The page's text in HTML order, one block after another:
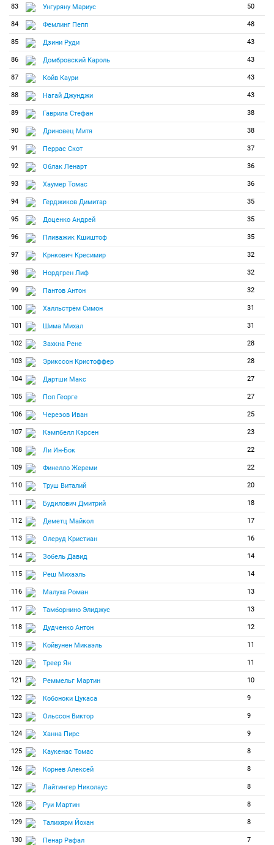
83 Унгуряну Мариус 50
84 Фемлинг Пепп 48
85 Дзини Руди 43
86 Домбровский Кароль 43
87 Койв Каури 43
88 Нагай Джунджи 43
89 Гаврила Стефан 38
90 Дриновец Митя 38
91 Перрас Скот 37
92 Облак Ленарт 36
93 Хаумер Томас 36
94 Герджиков Димитар 35
95 Доценко Андрей 35
96 Пливажик Кшиштоф 35
97 Крнкович Кресимир 32
98 Нордгрен Лиф 32
99 Пантов Антон 32
100 Халльстрём Симон 31
101 Шима Михал 31
102 Захкна Рене 28
103 Эрикссон Кристоффер 28
104 Дартши Макс 27
105 Поп Георге 27
106 Черезов Иван 25
107 Кэмпбелл Кэрсен 23
108 Ли Ин-Бок 22
109 Финелло Жереми 22
110 Труш Виталий 20
111 Будилович Дмитрий 18
112 Деметц Майкол 17
113 Олеруд Кристиан 16
114 Зобель Давид 14
115 Реш Михаэль 14
116 Малуха Роман 13
117 Тамборнино Элиджус 13
118 Дудченко Антон 12
119 Койвунен Микаэль 11
120 Треер Ян 11
121 Реммельг Мартин 10
122 Кобоноки Цукаса 9
123 Ольссон Виктор 9
124 Ханна Пирс 9
125 Каукенас Томас 8
126 Корнев Алексей 8
127 Лайтингер Николаус 8
128 Руи Мартин 8
129 Талихярм Йохан 8
130 Пенар Рафал 7